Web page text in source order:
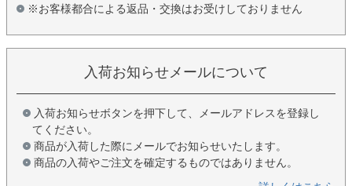
※お客様都合による返品・交換はお受けしておりません
入荷お知らせメールについて
入荷お知らせボタンを押下して、メールアドレスを登録し
てください。
商品が入荷した際にメールでお知らせいたします。
商品の入荷やご注文を確定するものではありません。